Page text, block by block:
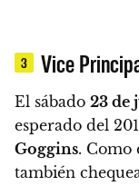
3 Vice
El sábado 23 de
esperado del
Goggins. Como
también